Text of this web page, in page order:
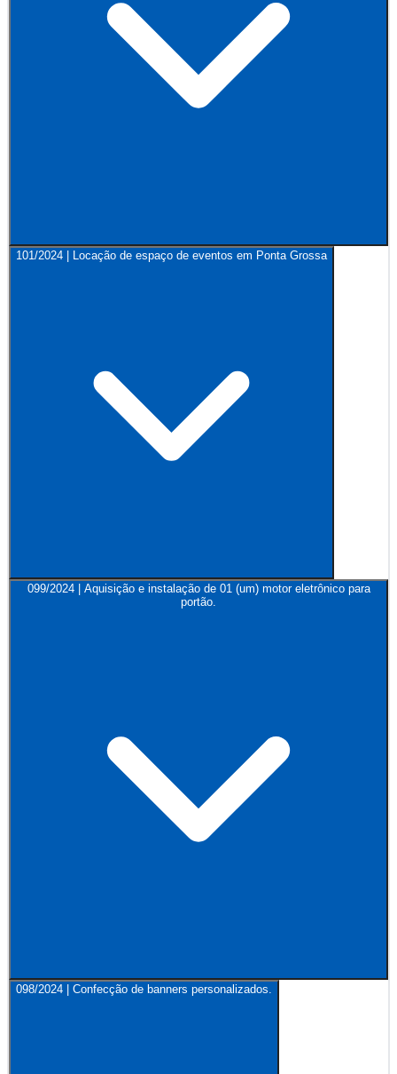
101/2024 | Locação de espaço de eventos em Ponta Grossa
099/2024 | Aquisição e instalação de 01 (um) motor eletrônico para
portão.
098/2024 | Confecção de banners personalizados.